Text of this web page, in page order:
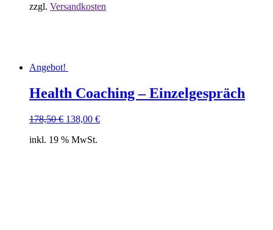
zzgl. Versandkosten
Angebot!
Health Coaching – Einzelgespräch
178,50€ Ursprünglicher
war:
138,00 €Aktueller
inkl. 19 % MwSt.